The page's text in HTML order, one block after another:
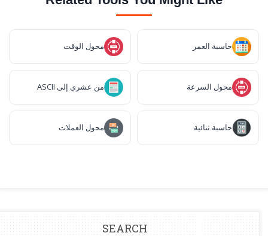
حاسبة العمر محول الوقت
محول السرعة من عشري إلى ASCII
حاسبة ثنائية محول العملات
SEARCH